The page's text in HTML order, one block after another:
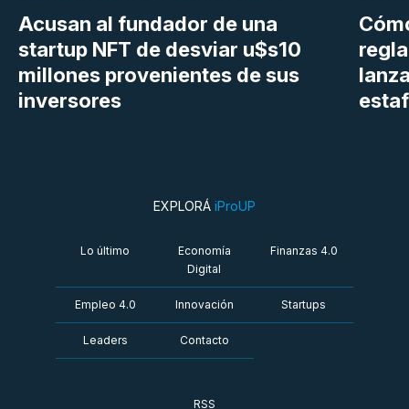
Acusan al fundador de una
startup NFT de desviar u$s10
millones provenientes de sus
inversores
EXPLORÁ iProUP
Lo último
Economía
Digital
Finanzas 4.0
Empleo 4.0 Innovación Startups
Leaders Contacto
RSS